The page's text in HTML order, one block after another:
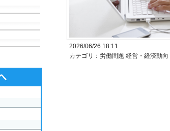
2026/06/26 18:11
カテゴリ：労働問題 経営・経済動向